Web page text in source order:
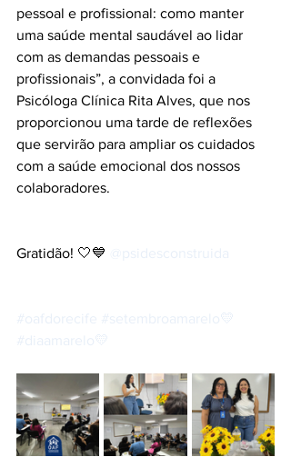
pessoal e profissional: como manter
uma saúde mental saudável ao lidar
com as demandas pessoais e
profissionais”, a convidada foi a
Psicóloga Clínica Rita Alves, que nos
proporcionou uma tarde de reflexões
que servirão para ampliar os cuidados
com a saúde emocional dos nossos
colaboradores.
Gratidão! 🤍💙